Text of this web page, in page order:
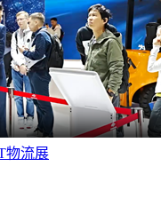
物流展